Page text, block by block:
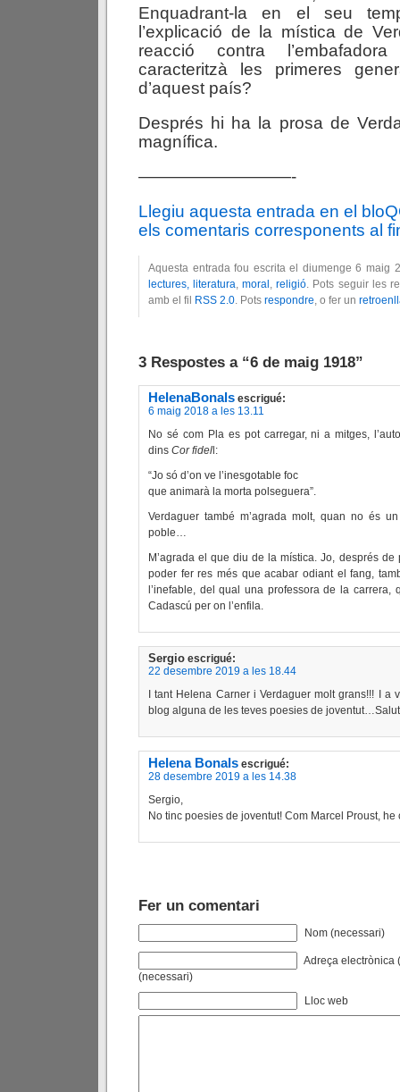
Enquadrant-la en el seu
l’explicació de la mística de
reacció contra
caracteritzà les primeres
d’aquest país?
Després hi ha la prosa de
magnífica.
—————————-
Llegiu aquesta entrada en el
els comentaris corresponents al
Aquesta entrada fou escrita el diumenge 6 maig
lectures, literatura,moral ,religió. Pots seguir les
amb el fil
RSS 2.0. Pots respondre, o fer un
3 Respostes a “6 de maig 1918”
HelenaBonals escrigué:
6 maig 2018 a les 13.11
No sé com Pla es pot carregar, ni a mitges,
dins Cor fidel l:
“Jo só d’on ve l’inesgotable foc
que animarà la morta polseguera”.
Verdaguer també m’agrada molt, quan no és
poble…
M’agrada el que diu de la mística. Jo, després
poder fer res més que acabar odiant el fang,
l’inefable, del qual una professora de la carrera,
Cadascú per on l’enfila.
Sergio escrigué:
22 desembre 2019 a les 18.44
I tant Helena Carner i Verdaguer molt grans!!! I a
blog alguna de les teves poesies de
Helena Bonals escrigué:
28 desembre 2019 a les 14.38
Sergio,
No tinc poesies de joventut! Com Marcel Proust, he
Fer un comentari
Nom (necessari)
Adreça electrònica
(necessari)
Lloc web